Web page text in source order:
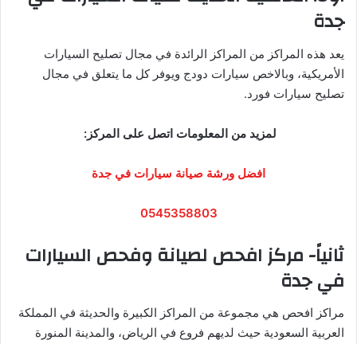
جدة
يعد هذه المراكز من المراكز الرائدة في مجال تصليح السيارات
الأمريكية، وبالاخص سيارات دودج ويوفر كل ما يتعلق في مجال
تصليح سيارات فورد.
لمزيد من المعلومات اتصل على المركز:
افضل ورشة صيانة سيارات في جدة
0545358803
ثانياً- مركز افحص لصيانة وفحص السيارات
في جدة
مراكز افحص هي مجموعة من المراكز الكبيرة والحديثة في المملكة
العربية السعودية حيث لديهم فروع في الرياض، والمدينة المنورة